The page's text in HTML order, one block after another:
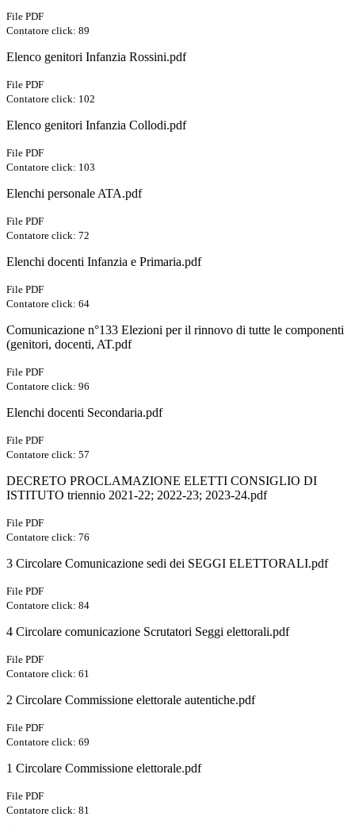
File PDF
Contatore click: 89
Elenco genitori Infanzia Rossini.pdf
File PDF
Contatore click: 102
Elenco genitori Infanzia Collodi.pdf
File PDF
Contatore click: 103
Elenchi personale ATA.pdf
File PDF
Contatore click: 72
Elenchi docenti Infanzia e Primaria.pdf
File PDF
Contatore click: 64
Comunicazione n°133 Elezioni per il rinnovo di tutte le componenti
(genitori, docenti, AT.pdf
File PDF
Contatore click: 96
Elenchi docenti Secondaria.pdf
File PDF
Contatore click: 57
DECRETO PROCLAMAZIONE ELETTI CONSIGLIO DI
ISTITUTO triennio 2021-22; 2022-23; 2023-24.pdf
File PDF
Contatore click: 76
3 Circolare Comunicazione sedi dei SEGGI ELETTORALI.pdf
File PDF
Contatore click: 84
4 Circolare comunicazione Scrutatori Seggi elettorali.pdf
File PDF
Contatore click: 61
2 Circolare Commissione elettorale autentiche.pdf
File PDF
Contatore click: 69
1 Circolare Commissione elettorale.pdf
File PDF
Contatore click: 81